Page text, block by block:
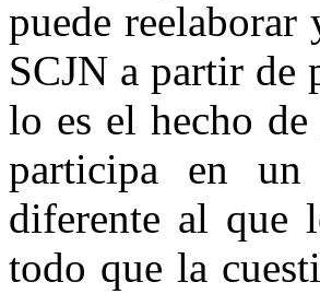
puede
SCJN a partir de
lo es el hecho
participa en un
diferente al que
todo que la